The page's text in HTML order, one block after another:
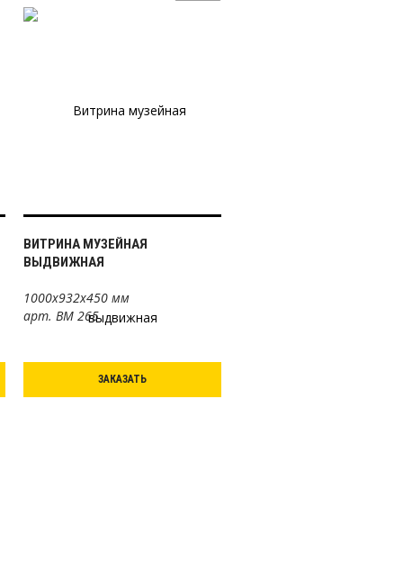
ВИТРИНА МУЗЕЙНАЯ
ВЫДВИЖНАЯ
1000х932х450 мм
арт. ВМ 265
ЗАКАЗАТЬ